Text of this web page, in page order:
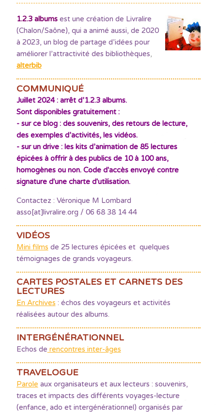
1.2.3 albumsest une création de Livralire
(Chalon/Saône), qui a animé aussi, de 2020
à 2023, un blog de partage d’idées pour
améliorer l’attractivité des bibliothèques,
alterbib
COMMUNIQUÉ
Juillet 2024 : arrêt d’1.2.3 albums.
Sont disponibles gratuitement :
- sur ce blog : des souvenirs, des retours de lecture,
des exemples d’activités, les vidéos.
- sur un drive : les kits d’animation de 85 lectures
épicées à offrir à des publics de 10 à 100 ans,
homogènes ou non. Code d'accès envoyé contre
signature d'une charte d'utilisation.
Contactez : Véronique M Lombard
asso[at]livralire.org / 06 68 38 14 44
VIDÉOS
Mini films de 25 lectures épicées et quelques
témoignages de grands voyageurs.
CARTES POSTALES ET CARNETS DES
LECTURES
En Archives : échos des voyageurs et activités
réalisées autour des albums.
INTERGÉNÉRATIONNEL
Echos de rencontres inter-âges
TRAVELOGUE
Parole aux organisateurs et aux lecteurs : souvenirs,
traces et impacts des différents voyages-lecture
(enfance, ado et intergénérationnel) organisés par